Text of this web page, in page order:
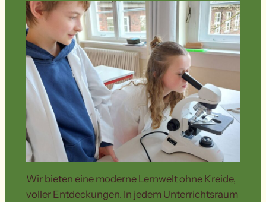
Wir bieten eine moderne Lernwelt ohne Kreide,
voller Entdeckungen. In jedem Unterrichtsraum